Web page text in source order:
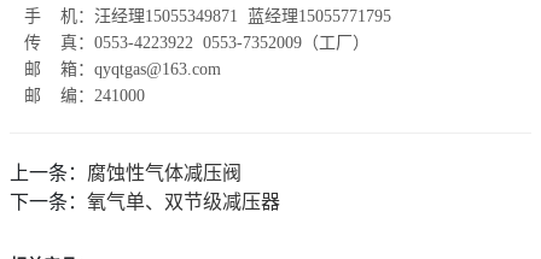
手 机： 汪经理15055349871 蓝经理15055771795
传 真：0553-4223922 0553-7352009（工厂）
邮 箱：qyqtgas@163.com
邮 编：241000
上一条： 腐蚀性气体减压阀
下一条： 氧气单、双节级减压器